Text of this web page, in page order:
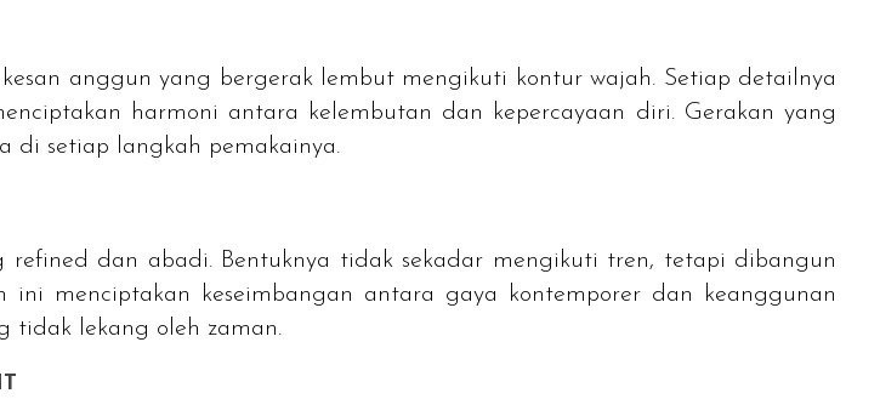
anggun yang bergerak lembut mengikuti kontur wajah. Setiap detailnya
harmoni antara kelembutan dan kepercayaan diri. Gerakan yang
di setiap langkah pemakainya.
refined dan abadi. Bentuknya tidak sekadar mengikuti tren, tetapi dibangun
menciptakan keseimbangan antara gaya kontemporer dan keanggunan
tidak lekang oleh zaman.